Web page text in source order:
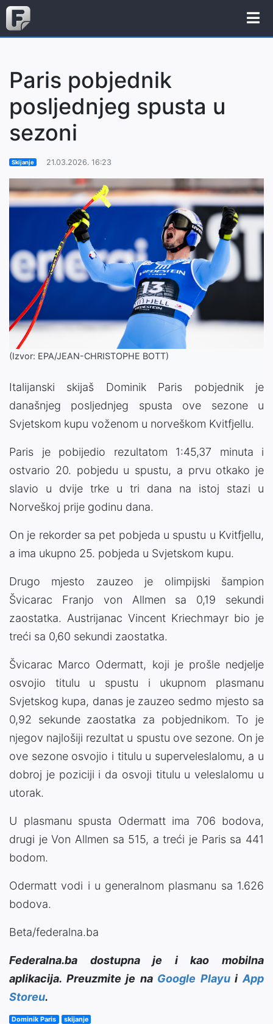
Paris pobjednik
posljednjeg spusta u
sezoni
Skijanje 21.03.2026. 16:23
(Izvor: EPA/JEAN-CHRISTOPHE BOTT)
Italijanski skijaš Dominik Paris pobjednik je
današnjeg posljednjeg spusta ove sezone u
Svjetskom kupu voženom u norveškom Kvitfjellu.
Paris je pobijedio rezultatom 1:45,37 minuta i
ostvario 20. pobjedu u spustu, a prvu otkako je
slavio u dvije trke u tri dana na istoj stazi u
Norveškoj prije godinu dana.
On je rekorder sa pet pobjeda u spustu u Kvitfjellu,
a ima ukupno 25. pobjeda u Svjetskom kupu.
Drugo mjesto zauzeo je olimpijski šampion
Švicarac Franjo von Allmen sa 0,19 sekundi
zaostatka. Austrijanac Vincent Kriechmayr bio je
treći sa 0,60 sekundi zaostatka.
Švicarac Marco Odermatt, koji je prošle nedjelje
osvojio titulu u spustu i ukupnom plasmanu
Svjetskog kupa, danas je zauzeo sedmo mjesto sa
0,92 sekunde zaostatka za pobjednikom. To je
njegov najlošiji rezultat u spustu ove sezone. On je
ove sezone osvojio i titulu u superveleslalomu, a u
dobroj je poziciji i da osvoji titulu u veleslalomu u
utorak.
U plasmanu spusta Odermatt ima 706 bodova,
drugi je Von Allmen sa 515, a treći je Paris sa 441
bodom.
Odermatt vodi i u generalnom plasmanu sa 1.626
bodova.
Beta/federalna.ba
Federalna.ba dostupna je i kao mobilna
aplikacija. Preuzmite je na Google PlayuiApp
Storeu.
Dominik Paris skijanje